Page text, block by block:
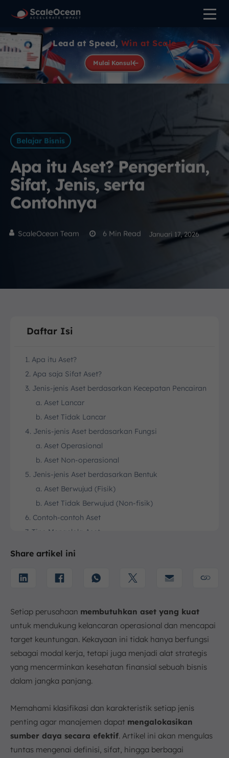
Lead at Speed, Win at Scale
Mulai Konsul
Belajar Bisnis
Apa itu Aset? Pengertian,
Sifat, Jenis, serta
Contohnya
ScaleOcean Team 6 Min Read Januari 17, 2026
Daftar Isi
1. Apa itu Aset?
2. Apa saja Sifat Aset?
3. Jenis-jenis Aset berdasarkan Kecepatan Pencairan
a. Aset Lancar
b. Aset Tidak Lancar
4. Jenis-jenis Aset berdasarkan Fungsi
a. Aset Operasional
b. Aset Non-operasional
5. Jenis-jenis Aset berdasarkan Bentuk
a. Aset Berwujud (Fisik)
b. Aset Tidak Berwujud (Non-fisik)
6. Contoh-contoh Aset
7. Tips Mengelola Aset
Share artikel ini
Setiap perusahaan membutuhkan aset yang kuat
untuk mendukung kelancaran operasional dan mencapai
target keuntungan. Kekayaan ini tidak hanya berfungsi
sebagai modal kerja, tetapi juga menjadi alat strategis
yang mencerminkan kesehatan finansial sebuah bisnis
dalam jangka panjang.
Memahami klasifikasi dan karakteristik setiap jenis
penting agar manajemen dapat mengalokasikan
sumber daya secara efektif. Artikel ini akan mengulas
tuntas mengenai definisi, sifat, hingga berbagai